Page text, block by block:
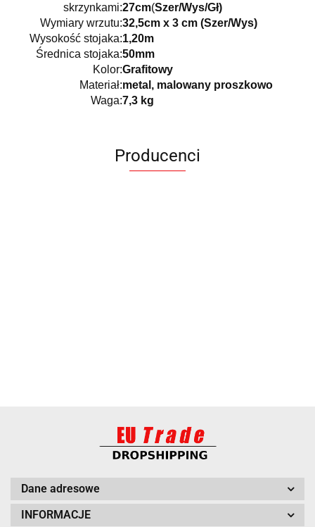
skrzynkami:27cm(Szer/Wys/Gł)
Wymiary wrzutu:32,5cm x 3 cm (Szer/Wys)
Wysokość stojaka:1,20m
Średnica stojaka:50mm
Kolor:Grafitowy
Materiał:metal, malowany proszkowo
Waga:7,3 kg
Producenci
Dane adresowe
INFORMACJE